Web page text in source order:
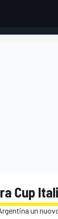
Cup
un